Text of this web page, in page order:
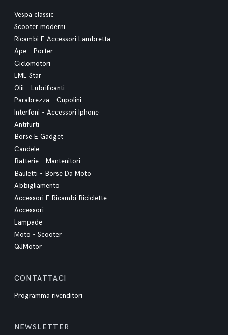
Vespa classic
Scooter moderni
Ricambi E Accessori Lambretta
Ape - Porter
Ciclomotori
LML Star
Olii - Lubrificanti
Parabrezza - Cupolini
Interfoni - Accessori Iphone
Antifurti
Borse E Gadget
Candele
Batterie - Mantenitori
Bauletti - Borse Da Moto
Abbigliamento
Accessori E Ricambi Biciclette
Accessori
Lampade
Moto - Scooter
QJMotor
CONTATTACI
Programma rivenditori
NEWSLETTER